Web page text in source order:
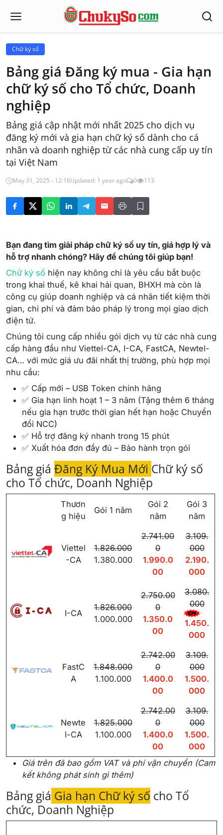
Chữ ký số
Bảng giá Đăng ký mua - Gia hạn
chữ ký số cho Tổ chức, Doanh
nghiệp
Bảng giá cập nhật mới nhất 2025 cho dịch vụ
đăng ký mới và gia hạn chữ ký số dành cho cá
nhân và doanh nghiệp từ các nhà cung cấp uy tín
tại Việt Nam
May 31, 2025 - 12:16Updated: 1 year ago 0 113
Bạn đang tìm giải pháp chữ ký số uy tín, giá hợp lý và
hỗ trợ nhanh chóng? Hãy để chúng tôi giúp bạn!
Chữ ký số hiện nay không chỉ là yêu cầu bắt buộc
trong khai thuế, kê khai hải quan, BHXH mà còn là
công cụ giúp doanh nghiệp và cá nhân tiết kiệm thời
gian, chi phí và đảm bảo pháp lý trong mọi giao dịch
điện tử.
Chúng tôi cung cấp nhiều gói dịch vụ từ các nhà cung
cấp hàng đầu như Viettel-CA, I-CA, FastCA, Newtel-
CA… với mức giá ưu đãi nhất thị trường, phù hợp mọi
nhu cầu:
✅ Cấp mới – USB Token chính hãng
✅ Gia hạn linh hoạt 1 – 3 năm (Tặng thêm 6 tháng
nếu gia hạn trước thời gian hết hạn hoặc Chuyển
đổi NCC)
✅ Hỗ trợ đăng ký nhanh trong 15 phút
✅ Xuất hóa đơn đầy đủ – Bảo hành trọn gói
Bảng giá Đăng Ký Mua Mới Chữ ký số
cho Tổ chức, Doanh Nghiệp
Thươn
g hiệu
Gói 1 năm
Gói 2
năm
Gói 3
năm
Viettel
-CA
1.826.000
1.380.000
2.741.00
0
1.990.0
00
3.109.
000
2.190.
000
I-CA
1.826.000
1.000.000
2.750.00
0
1.350.0
00
3.080.
000
1.450.
000
FastC
A
1.848.000
1.100.000
2.742.00
0
1.400.0
00
3.109.
000
1.500.
000
Newte
l-CA
1.825.000
1.100.000
2.742.00
0
1.400.0
00
3.109.
000
1.500.
000
Giá trên đã bao gồm VAT và phí vận chuyển (Cam
kết không phát sinh gì thêm)
Bảng giá Gia hạn Chữ ký số cho Tổ
chức, Doanh Nghiệp